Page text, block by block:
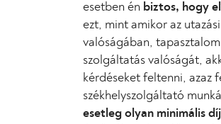
esetben én biztos, hogy
ezt, mint amikor az
valóságában,
szolgáltatás valóságát,
kérdéseket feltenni, azaz
székhelyszolgáltató
esetleg olyan minimális